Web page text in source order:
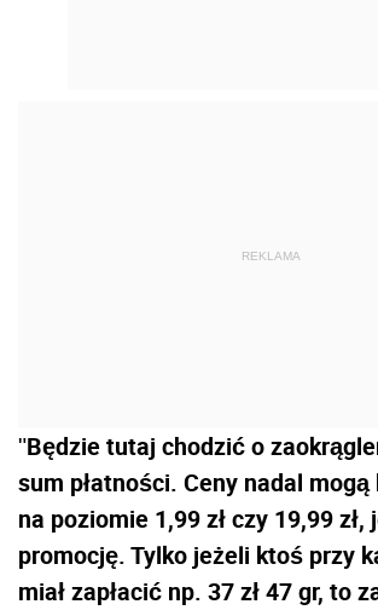
REKLAMA
"Będzie tutaj chodzić o
sum płatności. Ceny nadal
na poziomie 1,99 zł czy 19,99
promocję. Tylko jeżeli ktoś przy
miał zapłacić np. 37 zł 47 gr, to